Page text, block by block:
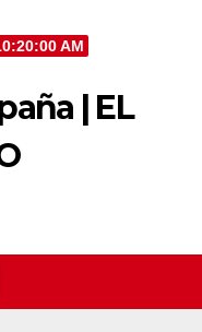
AM
| EL